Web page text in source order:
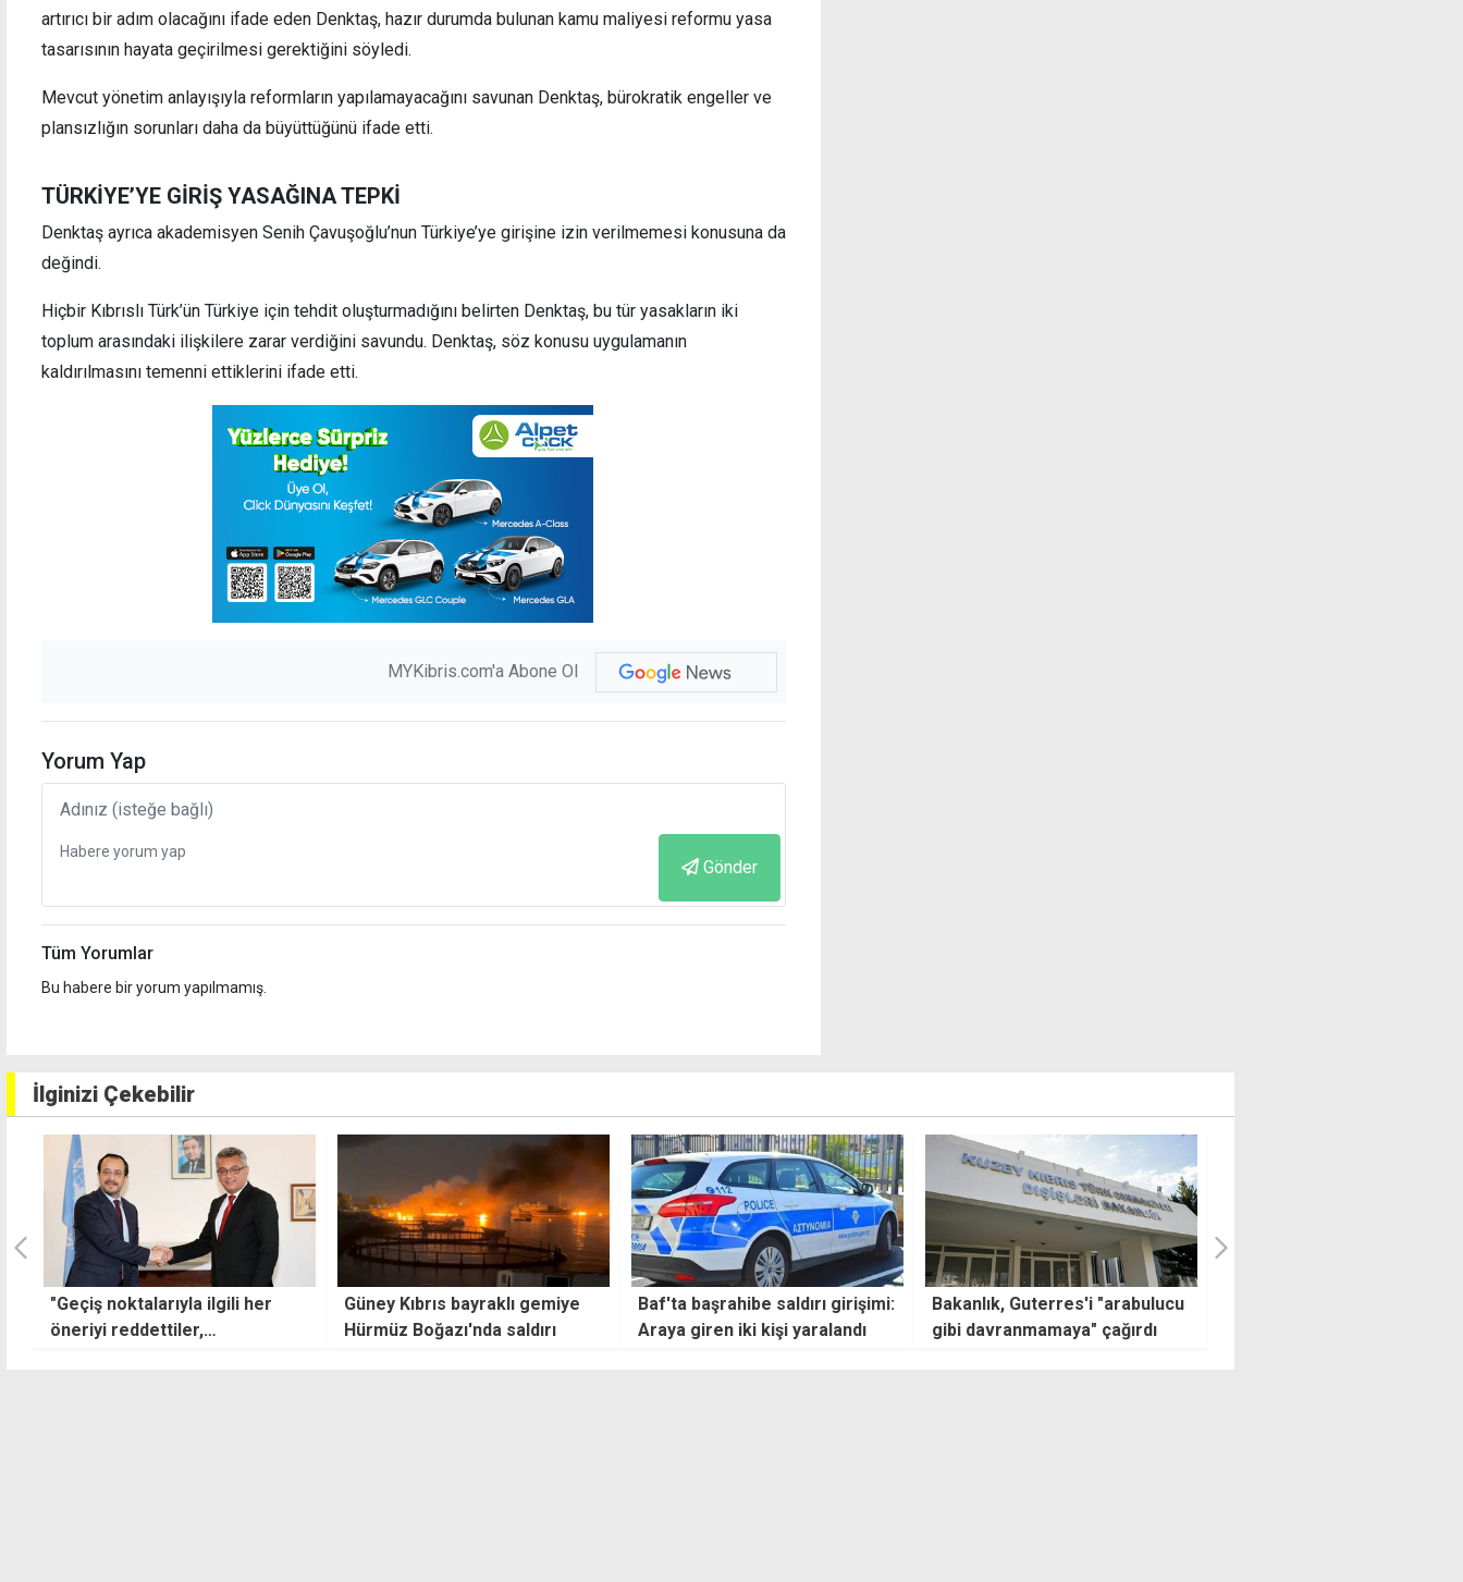
artırıcı bir adım olacağını ifade eden Denktaş, hazır durumda bulunan kamu maliyesi reformu yasa
tasarısının hayata geçirilmesi gerektiğini söyledi.
Mevcut yönetim anlayışıyla reformların yapılamayacağını savunan Denktaş, bürokratik engeller ve
plansızlığın sorunları daha da büyüttüğünü ifade etti.
TÜRKİYE’YE GİRİŞ YASAĞINA TEPKİ
Denktaş ayrıca akademisyen Senih Çavuşoğlu’nun Türkiye’ye girişine izin verilmemesi konusuna da
değindi.
Hiçbir Kıbrıslı Türk’ün Türkiye için tehdit oluşturmadığını belirten Denktaş, bu tür yasakların iki
toplum arasındaki ilişkilere zarar verdiğini savundu. Denktaş, söz konusu uygulamanın
kaldırılmasını temenni ettiklerini ifade etti.
MYKibris.com'a Abone Ol
Yorum Yap
Gönder
Tüm Yorumlar
Bu habere bir yorum yapılmamış.
İlginizi Çekebilir
Güney Kıbrıs bayraklı gemiye
Hürmüz Boğazı'nda saldırı
Baf'ta başrahibe saldırı girişimi:
Araya giren iki kişi yaralandı
Bakanlık, Guterres'i "arabulucu
gibi davranmamaya" çağırdı
Dışişleri'nden AB'nin Kıbrıs Özel
Temsilcisi atamasına tepki